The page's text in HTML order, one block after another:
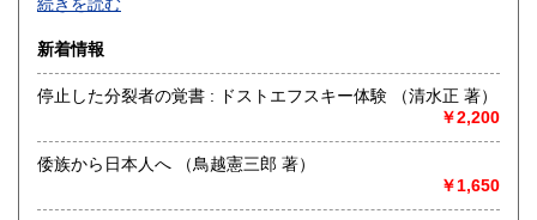
します
沿線名：-
営業時間：-
定休日：-
書籍の買取について
新着情報
停止した分裂者の覚書 : ドストエフスキー体験 （清水正 著）
￥2,200
倭族から日本人へ （鳥越憲三郎 著）
￥1,650